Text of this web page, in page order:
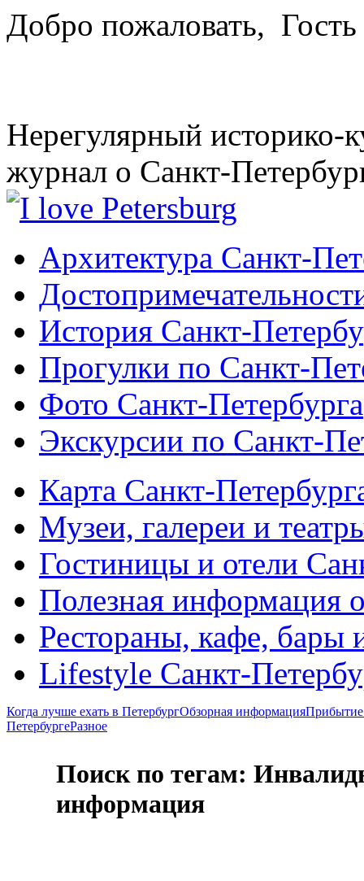
Добро пожаловать, Гость
Нерегулярный историко-
журнал о Санкт-
Архитектура Санкт-
История Санкт-
Прогулки по Санкт-
Фото Санкт-Петербурга
Экскурсии по Санкт-
Карта Санкт-
Музеи, галереи и
Гостиницы и отели
Полезная информация
Рестораны, кафе, бары
Lifestyle Санкт-
Когда лучше ехать в ПетербургОбзорная информацияПрибытие
ПетербургеРазное
Поиск по тегам:
информация